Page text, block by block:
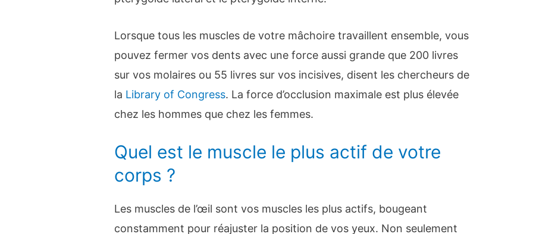
Lorsque tous les muscles de votre mâchoire travaillent ensemble, vous
pouvez fermer vos dents avec une force aussi grande que 200 livres
sur vos molaires ou 55 livres sur vos incisives, disent les chercheurs de
la Library of Congress. La force d’occlusion maximale est plus élevée
chez les hommes que chez les femmes.
Quel est le muscle le plus actif de votre
corps ?
Les muscles de l’œil sont vos muscles les plus actifs, bougeant
constamment pour réajuster la position de vos yeux. Non seulement